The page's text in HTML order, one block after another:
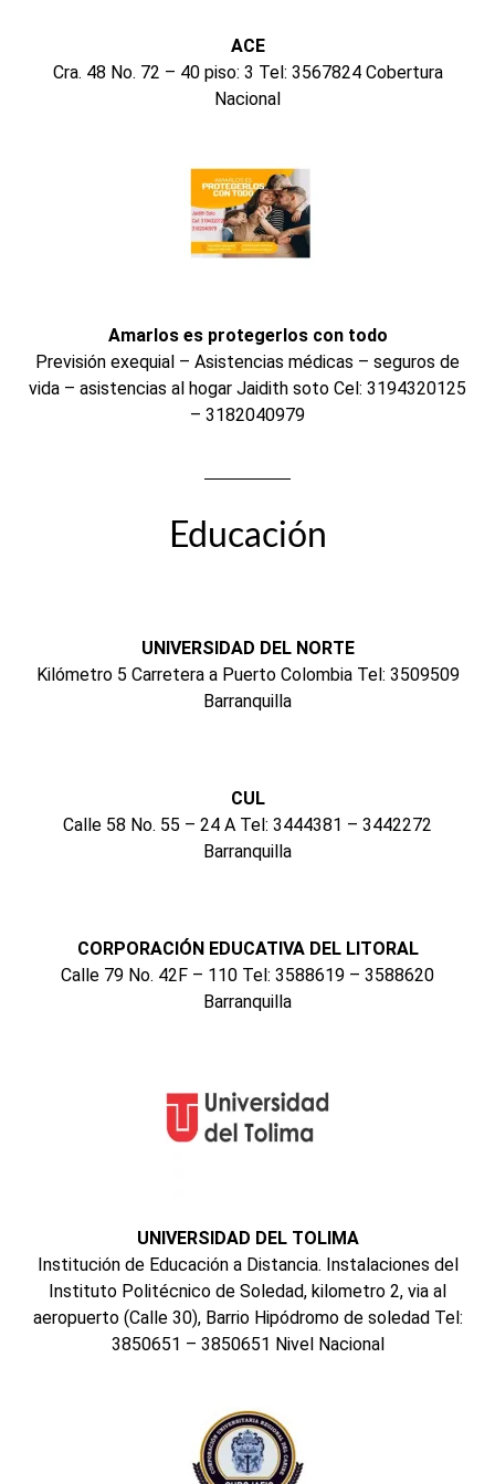
ACE
Cra. 48 No. 72 – 40 piso: 3 Tel: 3567824 Cobertura
Nacional
Amarlos es protegerlos con todo
Previsión exequial – Asistencias médicas – seguros de
vida – asistencias al hogar Jaidith soto Cel: 3194320125
– 3182040979
Educación
UNIVERSIDAD DEL NORTE
Kilómetro 5 Carretera a Puerto Colombia Tel: 3509509
Barranquilla
CUL
Calle 58 No. 55 – 24 A Tel: 3444381 – 3442272
Barranquilla
CORPORACIÓN EDUCATIVA DEL LITORAL
Calle 79 No. 42F – 110 Tel: 3588619 – 3588620
Barranquilla
UNIVERSIDAD DEL TOLIMA
Institución de Educación a Distancia. Instalaciones del
Instituto Politécnico de Soledad, kilometro 2, via al
aeropuerto (Calle 30), Barrio Hipódromo de soledad Tel:
3850651 – 3850651 Nivel Nacional